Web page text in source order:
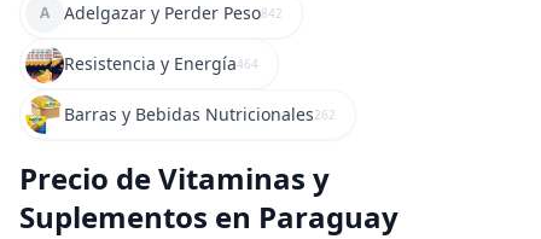
A Adelgazar y Perder Peso842
Resistencia y Energía464
Barras y Bebidas Nutricionales262
Precio de Vitaminas y
Suplementos en Paraguay